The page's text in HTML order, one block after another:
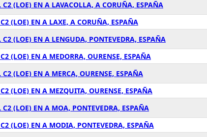
(LOE) EN A LAVACOLLA, A CORUÑA, ESPAÑA
(LOE) EN A LAXE, A CORUÑA, ESPAÑA
(LOE) EN A LENGUDA, PONTEVEDRA, ESPAÑA
(LOE) EN A MEDORRA, OURENSE, ESPAÑA
(LOE) EN A MERCA, OURENSE, ESPAÑA
(LOE) EN A MEZQUITA, OURENSE, ESPAÑA
(LOE) EN A MOA, PONTEVEDRA, ESPAÑA
(LOE) EN A MODIA, PONTEVEDRA, ESPAÑA